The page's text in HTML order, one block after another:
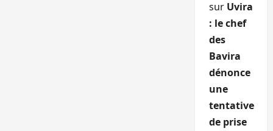
sur Uvira
: le chef
des
Bavira
dénonce
une
tentative
de prise